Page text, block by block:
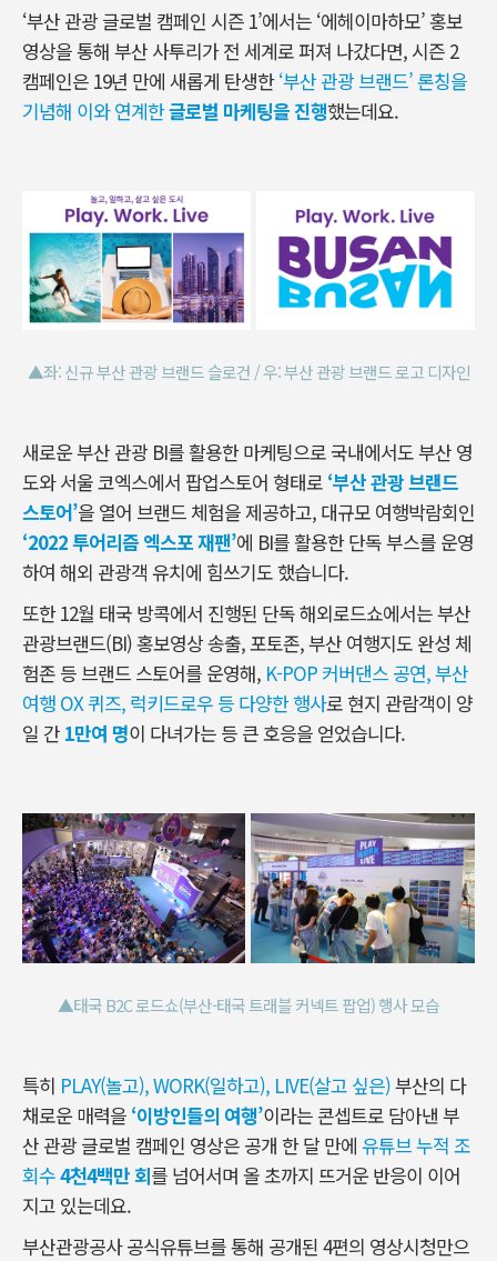
‘부산 관광 글로벌 캠페인 시즌 1’에서는 ‘에헤이마하모’ 홍보
영상을 통해 부산 사투리가 전 세계로 퍼져 나갔다면, 시즌 2
캠페인은 19년 만에 새롭게 탄생한‘부산 관광 브랜드’ 론칭을
기념해 이와 연계한글로벌 마케팅을 진행했는데요.
▲좌: 신규 부산 관광 브랜드 슬로건 / 우: 부산 관광 브랜드 로고 디자인
새로운 부산 관광 BI를 활용한 마케팅으로 국내에서도 부산 영
도와 서울 코엑스에서 팝업스토어 형태로 ‘부산 관광 브랜드
스토어’을 열어 브랜드 체험을 제공하고, 대규모 여행박람회인
‘2022 투어리즘 엑스포 재팬’에 BI를 활용한 단독 부스를 운영
하여 해외 관광객 유치에 힘쓰기도 했습니다.
또한 12월 태국 방콕에서 진행된 단독 해외로드쇼에서는 부산
관광브랜드(BI) 홍보영상 송출, 포토존, 부산 여행지도 완성 체
험존 등 브랜드 스토어를 운영해, K-POP 커버댄스 공연, 부산
여행 OX 퀴즈, 럭키드로우 등 다양한 행사로 현지 관람객이 양
일 간 1만여 명이 다녀가는 등 큰 호응을 얻었습니다.
▲태국 B2C 로드쇼(부산-태국 트래블 커넥트 팝업) 행사 모습
특히 PLAY(놀고), WORK(일하고), LIVE(살고 싶은)부산의 다
채로운 매력을 ‘이방인들의 여행’이라는 콘셉트로 담아낸 부
산 관광 글로벌 캠페인 영상은 공개 한 달 만에 유튜브 누적 조
회수4천4백만 회를 넘어서며 올 초까지 뜨거운 반응이 이어
지고 있는데요.
부산관광공사 공식유튜브를 통해 공개된 4편의 영상시청만으